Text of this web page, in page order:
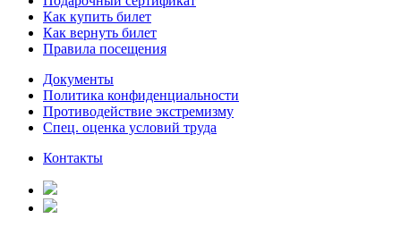
Как купить билет
Как вернуть билет
Правила посещения
Документы
Политика конфиденциальности
Противодействие экстремизму
Спец. оценка условий труда
Контакты